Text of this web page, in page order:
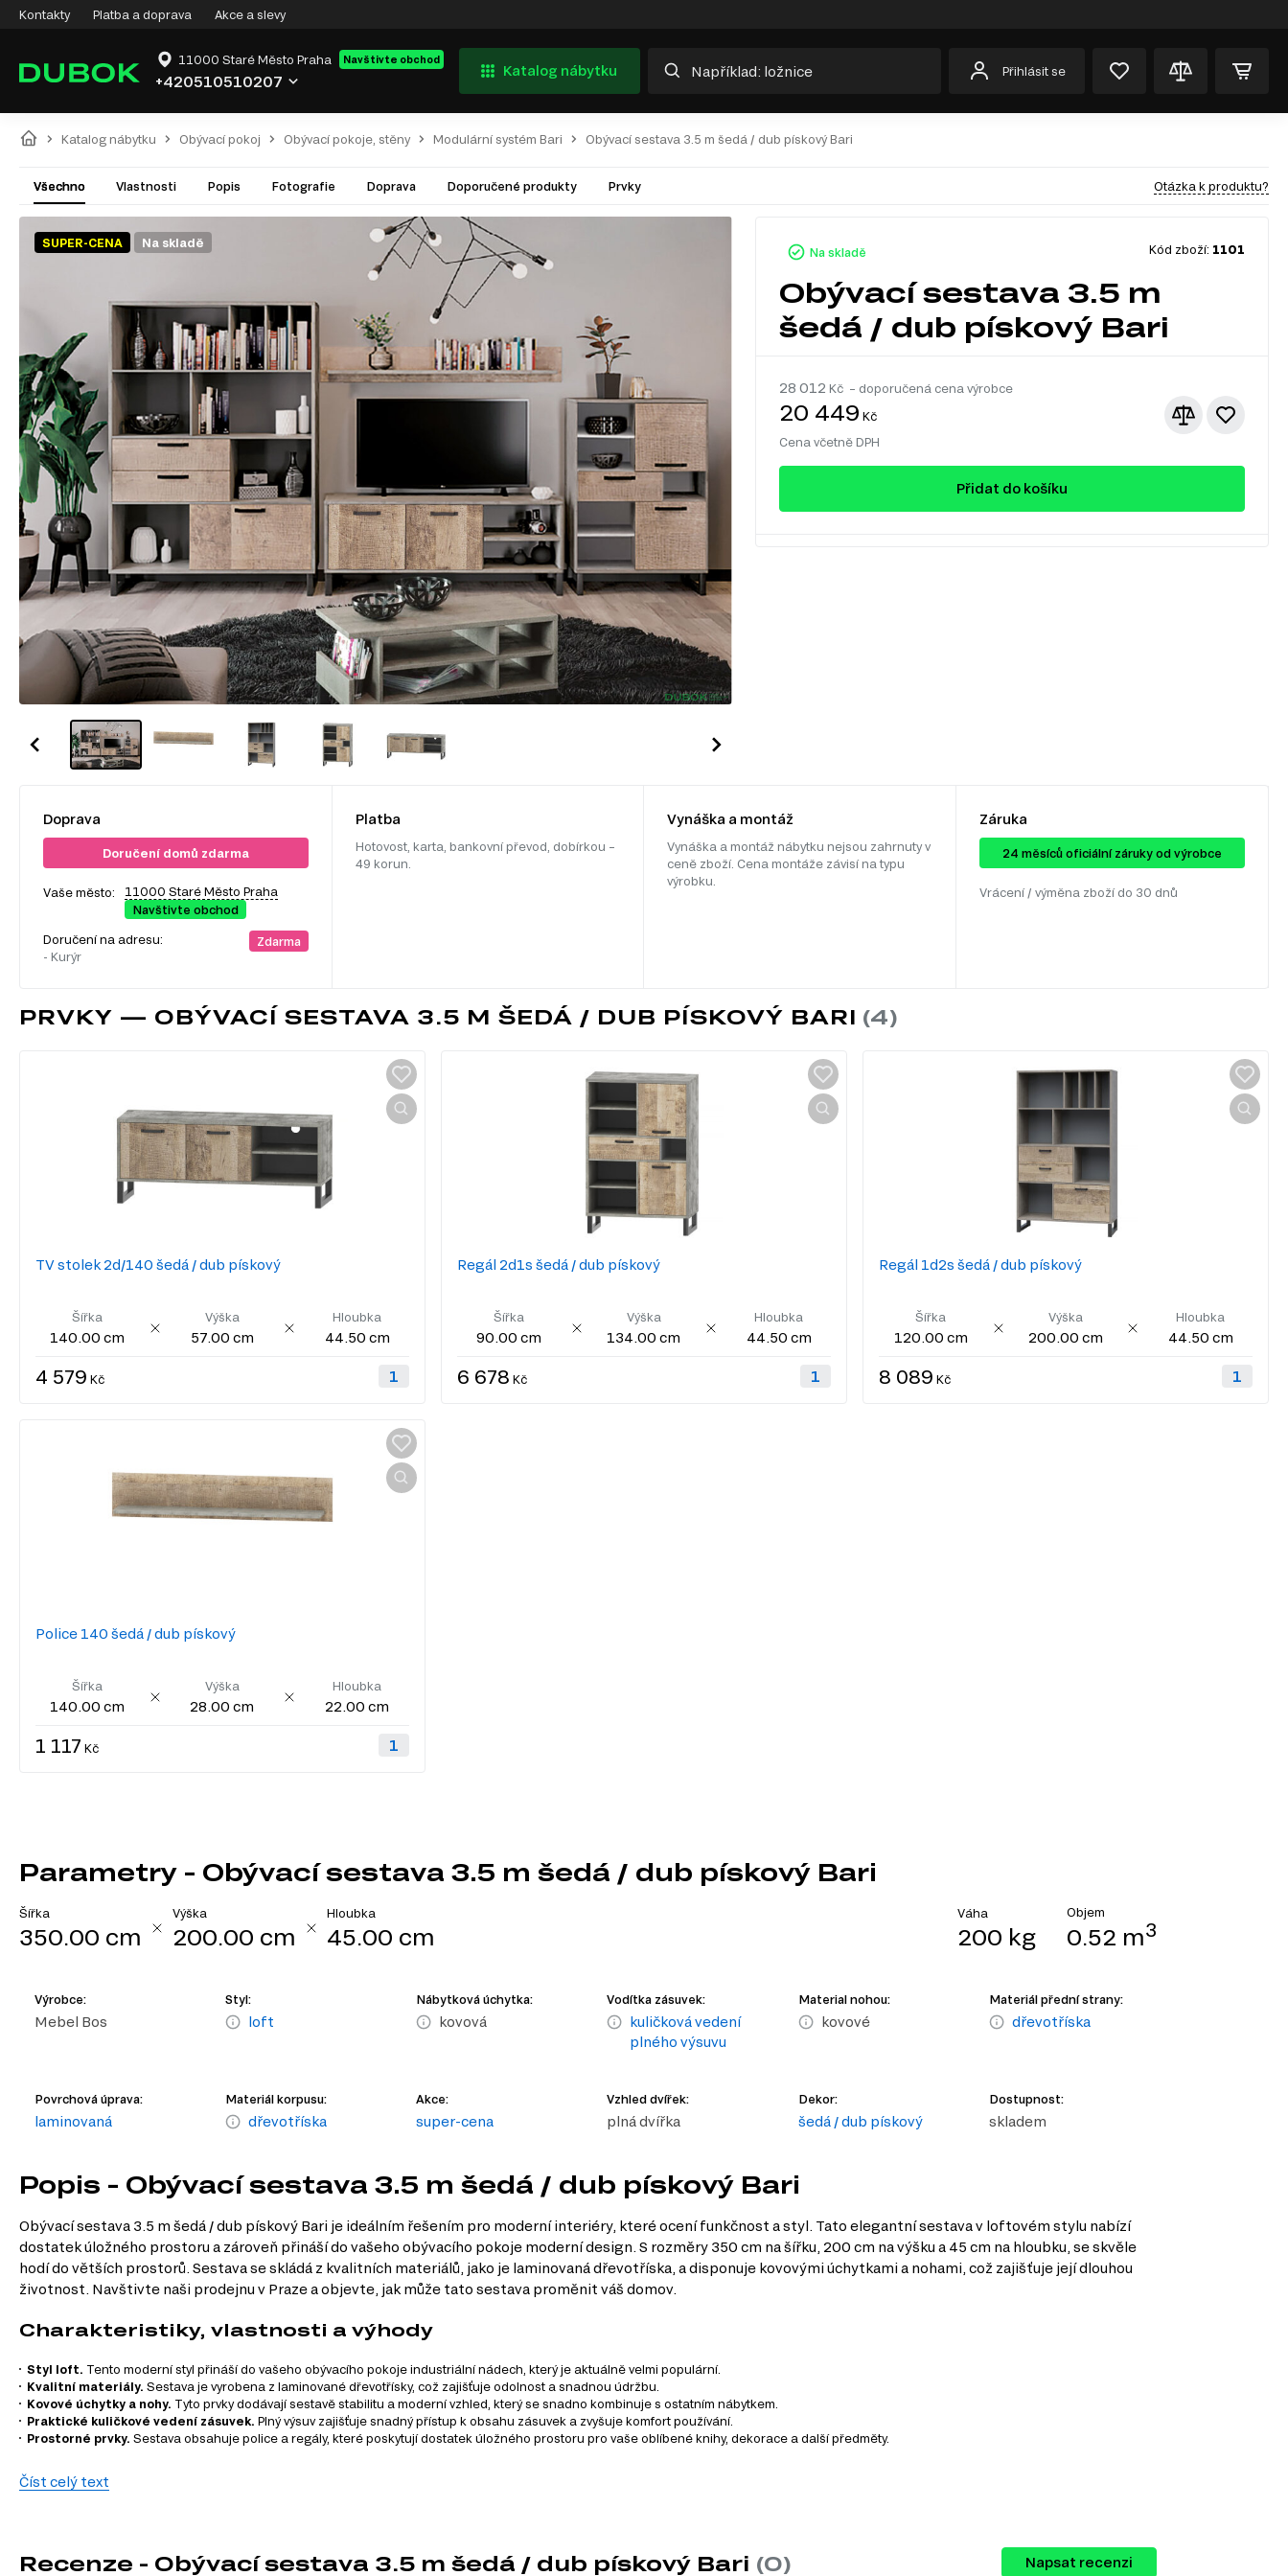
Kontakty Platba a doprava Akce a slevy
11000 Staré Město Praha Navštivte obchod
+420510510207
Katalog nábytku Přihlásit se
Katalog nábytku Obývací pokoj Obývací pokoje, stěny Modulární systém Bari Obývací sestava 3.5 m šedá / dub pískový Bari
Všechno Vlastnosti Popis Fotografie Doprava Doporučené produkty Prvky Otázka k produktu?
SUPER-CENA Na skladě
Na skladě Kód zboží: 1101
Obývací sestava 3.5 m
šedá / dub pískový Bari
28 012 Kč – doporučená cena výrobce
20 449 Kč
Cena včetně DPH
Přidat do košíku
Doprava
Doručení domů zdarma
Vaše město:
11000 Staré Město Praha
Navštivte obchod
Doručení na adresu:
- Kurýr
Zdarma
Platba
Hotovost, karta, bankovní převod, dobírkou –
49 korun.
Vynáška a montáž
Vynáška a montáž nábytku nejsou zahrnuty v
ceně zboží. Cena montáže závisí na typu
výrobku.
Záruka
24 ​​​​měsíců oficiální záruky od výrobce
Vrácení / výměna zboží do 30 dnů
PRVKY — OBÝVACÍ SESTAVA 3.5 M ŠEDÁ / DUB PÍSKOVÝ BARI
TV stolek 2d/140 šedá / dub pískový
Šířka
140.00 cm
Výška
57.00 cm
Hloubka
44.50 cm
4 579 Kč
Regál 2d1s šedá / dub pískový
Šířka
90.00 cm
Výška
134.00 cm
Hloubka
44.50 cm
6 678 Kč
Regál 1d2s šedá / dub pískový
Šířka
120.00 cm
Výška
200.00 cm
Hloubka
44.50 cm
8 089 Kč
Police 140 šedá / dub pískový
Šířka
140.00 cm
Výška
28.00 cm
Hloubka
22.00 cm
1 117 Kč
Parametry - Obývací sestava 3.5 m šedá / dub pískový Bari
Šířka
350.00 cm
Výška
200.00 cm
Hloubka
45.00 cm
Váha
200 kg
Objem
0.52 m3
Výrobce:
Mebel Bos
Styl:
loft
Nábytková úchytka:
kovová
Vodítka zásuvek:
kuličková vedení
plného výsuvu
Material nohou:
kovové
Materiál přední strany:
dřevotříska
Povrchová úprava:
laminovaná
Materiál korpusu:
dřevotříska
Akce:
super-cena
Vzhled dvířek:
plná dvířka
Dekor:
šedá / dub pískový
Dostupnost:
skladem
Popis - Obývací sestava 3.5 m šedá / dub pískový Bari
Obývací sestava 3.5 m šedá / dub pískový Bari je ideálním řešením pro moderní interiéry, které ocení funkčnost a styl. Tato elegantní sestava v loftovém stylu nabízí
dostatek úložného prostoru a zároveň přináší do vašeho obývacího pokoje moderní design. S rozměry 350 cm na šířku, 200 cm na výšku a 45 cm na hloubku, se skvěle
hodí do větších prostorů. Sestava se skládá z kvalitních materiálů, jako je laminovaná dřevotříska, a disponuje kovovými úchytkami a nohami, což zajišťuje její dlouhou
životnost. Navštivte naši prodejnu v Praze a objevte, jak může tato sestava proměnit váš domov.
Charakteristiky, vlastnosti a výhody
Styl loft. Tento moderní styl přináší do vašeho obývacího pokoje industriální nádech, který je aktuálně velmi populární.
Kvalitní materiály. Sestava je vyrobena z laminované dřevotřísky, což zajišťuje odolnost a snadnou údržbu.
Kovové úchytky a nohy. Tyto prvky dodávají sestavě stabilitu a moderní vzhled, který se snadno kombinuje s ostatním nábytkem.
Praktické kuličkové vedení zásuvek. Plný výsuv zajišťuje snadný přístup k obsahu zásuvek a zvyšuje komfort používání.
Prostorné prvky. Sestava obsahuje police a regály, které poskytují dostatek úložného prostoru pro vaše oblíbené knihy, dekorace a další předměty.
Informace o sestavě
TV stolek 2d/140 šedá / dub pískový Bari – 140.00 cm x 57.00 cm x 44.50 cm
Číst celý text
Recenze - Obývací sestava 3.5 m šedá / dub pískový Bari (0) Napsat recenzi